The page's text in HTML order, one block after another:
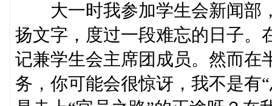
大一时我参加学生会新闻部
扬文字，度过一段难忘的日子。
记兼学生会主席团成员。然而在
务，你可能会很惊讶，我不是有